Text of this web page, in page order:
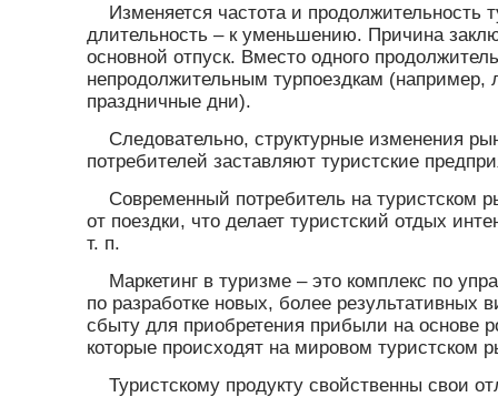
Изменяется частота и продолжительность
длительность – к уменьшению. Причина
основной отпуск. Вместо одного
непродолжительным турпоездкам
праздничные дни).
Следовательно, структурные изменения
потребителей заставляют туристские
Современный потребитель на туристском
от поездки, что делает туристский отдых
т. п.
Маркетинг в туризме – это комплекс по
по разработке новых, более результативных
сбыту для приобретения прибыли на основе
которые происходят на мировом туристском
Туристскому продукту свойственны свои